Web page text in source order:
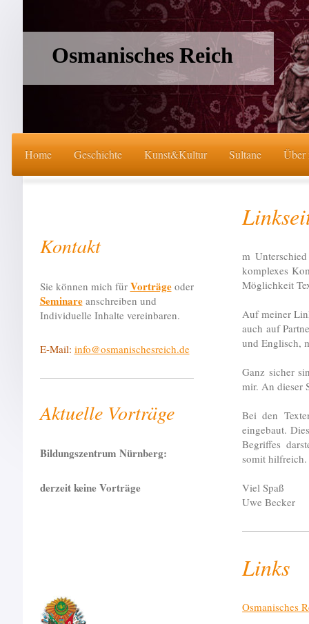
Osmanisches Reich
Home Geschichte Kunst&Kultur Sultane Über
m
komplexes
Möglichkeit
Auf meiner
auch auf
und Englisch,
Ganz sicher
mir. An dieser
Bei den
eingebaut.
Begriffes
somit hilfreich.
Viel Spaß
Uwe Becker
Links
Osmanisches
Kontakt
Sie können mich für Vorträgeoder
Seminareanschreiben und
Individuelle Inhalte vereinbaren.
E-Mail: info@osmanischesreich.de
Aktuelle Vorträge
Bildungszentrum Nürnberg:
derzeit keine Vorträge